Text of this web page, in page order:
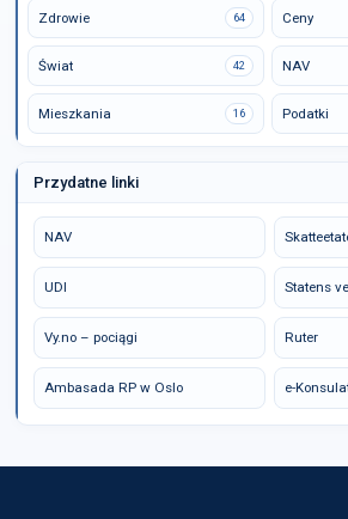
Zdrowie 64 Ceny
Świat 42 NAV
Mieszkania 16 Podatki
Przydatne linki
NAV
UDI Statens
Vy.no – pociągi Ruter
Ambasada RP w Oslo e-